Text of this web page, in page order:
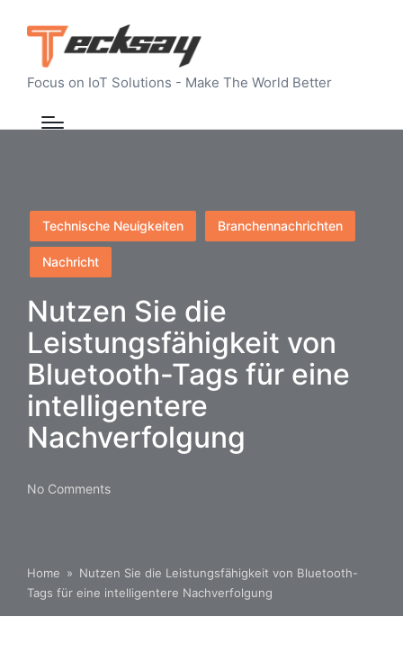
Focus on IoT Solutions - Make The World Better
Posted
in
Technische Neuigkeiten Branchennachrichten
Nachricht
Nutzen Sie die
Leistungsfähigkeit von
Bluetooth-Tags für eine
intelligentere
Nachverfolgung
No Comments
Home » Nutzen Sie die Leistungsfähigkeit von Bluetooth-
Tags für eine intelligentere Nachverfolgung